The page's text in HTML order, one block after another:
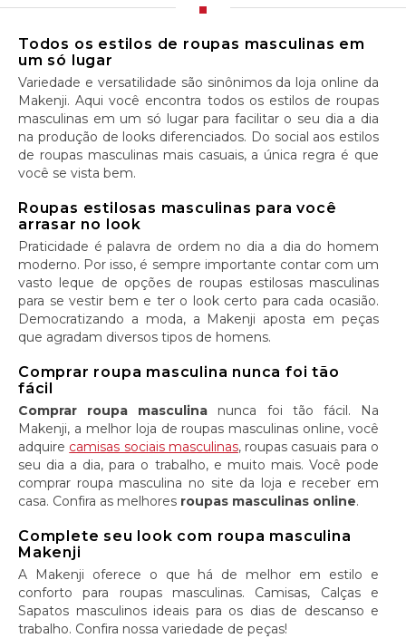
Todos os estilos de roupas masculinas em
um só lugar
Variedade e versatilidade são sinônimos da loja online da
Makenji. Aqui você encontra todos os estilos de roupas
masculinas em um só lugar para facilitar o seu dia a dia
na produção de looks diferenciados. Do social aos estilos
de roupas masculinas mais casuais, a única regra é que
você se vista bem.
Roupas estilosas masculinas para você
arrasar no look
Praticidade é palavra de ordem no dia a dia do homem
moderno. Por isso, é sempre importante contar com um
vasto leque de opções de roupas estilosas masculinas
para se vestir bem e ter o look certo para cada ocasião.
Democratizando a moda, a Makenji aposta em peças
que agradam diversos tipos de homens.
Comprar roupa masculina nunca foi tão
fácil
Comprar roupa masculina nunca foi tão fácil. Na
Makenji, a melhor loja de roupas masculinas online, você
adquire camisas sociais masculinas, roupas casuais para o
seu dia a dia, para o trabalho, e muito mais. Você pode
comprar roupa masculina no site da loja e receber em
casa. Confira as melhores roupas masculinas online.
Complete seu look com roupa masculina
Makenji
A Makenji oferece o que há de melhor em estilo e
conforto para roupas masculinas. Camisas, Calças e
Sapatos masculinos ideais para os dias de descanso e
trabalho. Confira nossa variedade de peças!